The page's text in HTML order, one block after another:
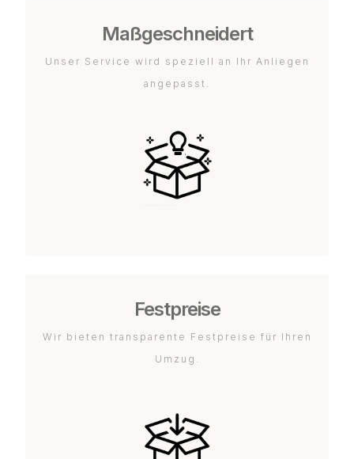
Maßgeschneidert
Unser Service wird speziell an Ihr Anliegen
angepasst.
Festpreise
Wir bieten transparente Festpreise für Ihren
Umzug.